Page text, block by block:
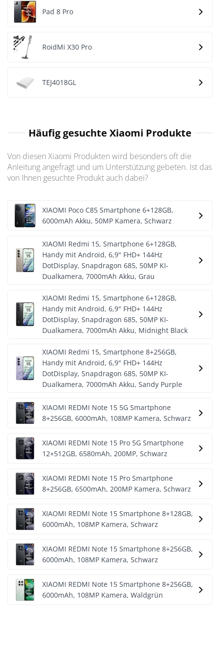
Pad 8 Pro
RoidMi X30 Pro
TEJ4018GL
Häufig gesuchte Xiaomi Produkte
Von diesen Xiaomi Produkten wird besonders oft die
Anleitung angefragt und um Unterstützung gebeten. Ist das
von Ihnen gesuchte Produkt auch dabei?
XIAOMI Poco C85 Smartphone 6+128GB,
6000mAh Akku, 50MP Kamera, Schwarz
XIAOMI Redmi 15, Smartphone 6+128GB,
Handy mit Android, 6,9" FHD+ 144Hz
DotDisplay, Snapdragon 685, 50MP KI-
Dualkamera, 7000mAh Akku, Grau
XIAOMI Redmi 15, Smartphone 6+128GB,
Handy mit Android, 6,9" FHD+ 144Hz
DotDisplay, Snapdragon 685, 50MP KI-
Dualkamera, 7000mAh Akku, Midnight Black
XIAOMI Redmi 15, Smartphone 8+256GB,
Handy mit Android, 6,9" FHD+ 144Hz
DotDisplay, Snapdragon 685, 50MP KI-
Dualkamera, 7000mAh Akku, Sandy Purple
XIAOMI REDMI Note 15 5G Smartphone
8+256GB, 6000mAh, 108MP Kamera, Schwarz
XIAOMI REDMI Note 15 Pro 5G Smartphone
12+512GB, 6580mAh, 200MP, Schwarz
XIAOMI REDMI Note 15 Pro Smartphone
8+256GB, 6500mAh, 200MP Kamera, Schwarz
XIAOMI REDMI Note 15 Smartphone 8+128GB,
6000mAh, 108MP Kamera, Schwarz
XIAOMI REDMI Note 15 Smartphone 8+256GB,
6000mAh, 108MP Kamera, Schwarz
XIAOMI REDMI Note 15 Smartphone 8+256GB,
6000mAh, 108MP Kamera, Waldgrün